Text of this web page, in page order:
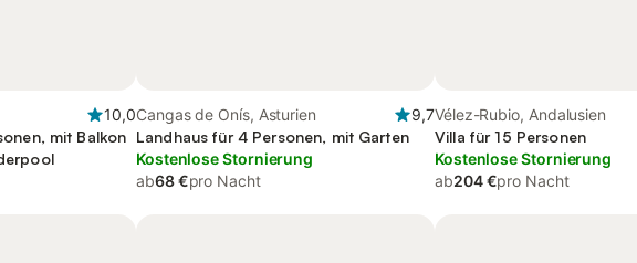
10,0
mit Balkon
Cangas de Onís, Asturien
9,7
Landhaus für 4 Personen, mit Garten
Kostenlose Stornierung
ab68 €pro Nacht
Vélez-Rubio, Andalusien
Villa für 15 Personen
Kostenlose Stornierung
ab204 €pro Nacht